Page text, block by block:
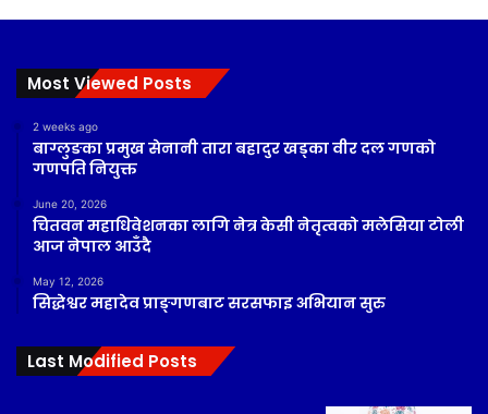
Most Viewed Posts
2 weeks ago
बाग्लुङका प्रमुख सेनानी तारा बहादुर खड्का वीर दल गणको
गणपति नियुक्त
June 20, 2026
चितवन महाधिवेशनका लागि नेत्र केसी नेतृत्वको मलेसिया टोली
आज नेपाल आउँदै
May 12, 2026
सिद्धेश्वर महादेव प्राङ्गणबाट सरसफाइ अभियान सुरु
Last Modified Posts